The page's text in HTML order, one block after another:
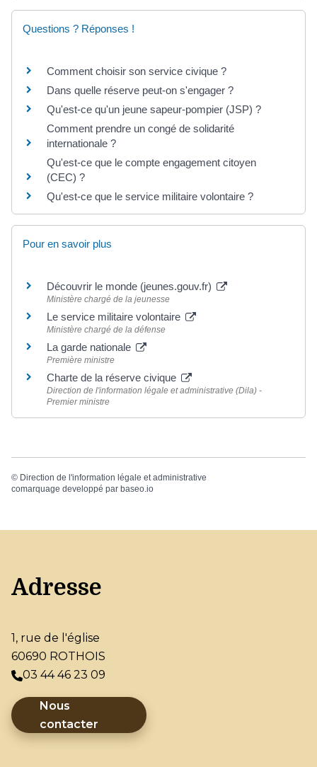
Questions ? Réponses !
Comment choisir son service civique ?
Dans quelle réserve peut-on s'engager ?
Qu'est-ce qu'un jeune sapeur-pompier (JSP) ?
Comment prendre un congé de solidarité
internationale ?
Qu'est-ce que le compte engagement citoyen
(CEC) ?
Qu'est-ce que le service militaire volontaire ?
Pour en savoir plus
Découvrir le monde (jeunes.gouv.fr)
Ministère chargé de la jeunesse
Le service militaire volontaire
Ministère chargé de la défense
La garde nationale
Première ministre
Charte de la réserve civique
Direction de l'information légale et administrative (Dila) -
Premier ministre
© Direction de l'information légale et administrative
comarquage developpé par baseo.io
Adresse
1, rue de l'église
60690 ROTHOIS
03 44 46 23 09
Nous
contacter